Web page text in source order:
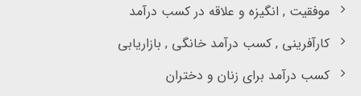
موفقیت , انگیزه و علاقه در کسب درآمد
کارآفرینی , کسب درآمد خانگی , بازاریابی
کسب درآمد برای زنان و دختران